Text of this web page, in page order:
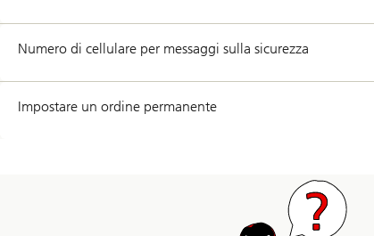
Numero di cellulare per messaggi sulla sicurezza
Impostare un ordine permanente